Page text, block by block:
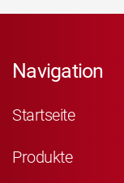
Navigation
Startseite
Produkte